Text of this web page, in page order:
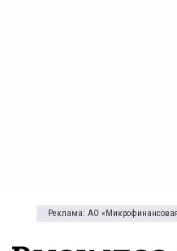
Реклама: АО